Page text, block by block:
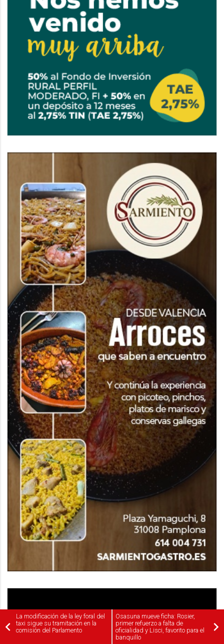
La modificación de la ley foral del
taxi sigue su tramitación en la
comisión del Parlamento
Osasuna mueve ficha: Rosier,
primer refuerzo a falta de
oficialidad y Lisci, favorito para el
banquillo